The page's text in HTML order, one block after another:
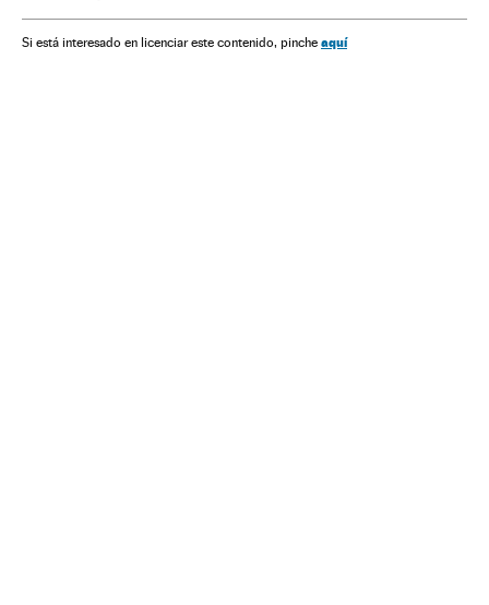
Si está interesado en licenciar este contenido, pinche aquí